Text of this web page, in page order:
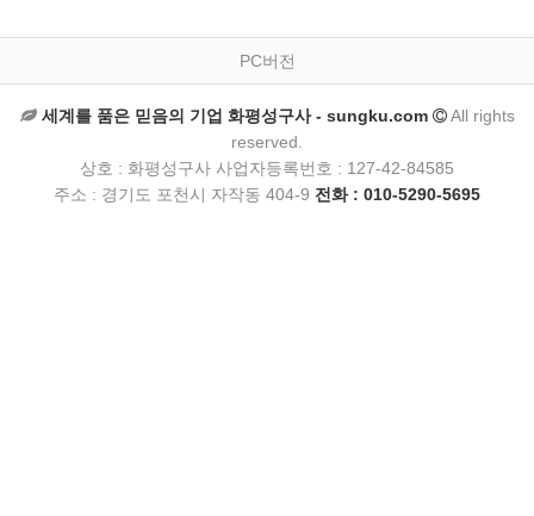
PC버전
세계를 품은 믿음의 기업 화평성구사 - sungku.com
All rights
reserved.
상호 : 화평성구사 사업자등록번호 : 127-42-84585
주소 : 경기도 포천시 자작동 404-9 전화 : 010-5290-5695